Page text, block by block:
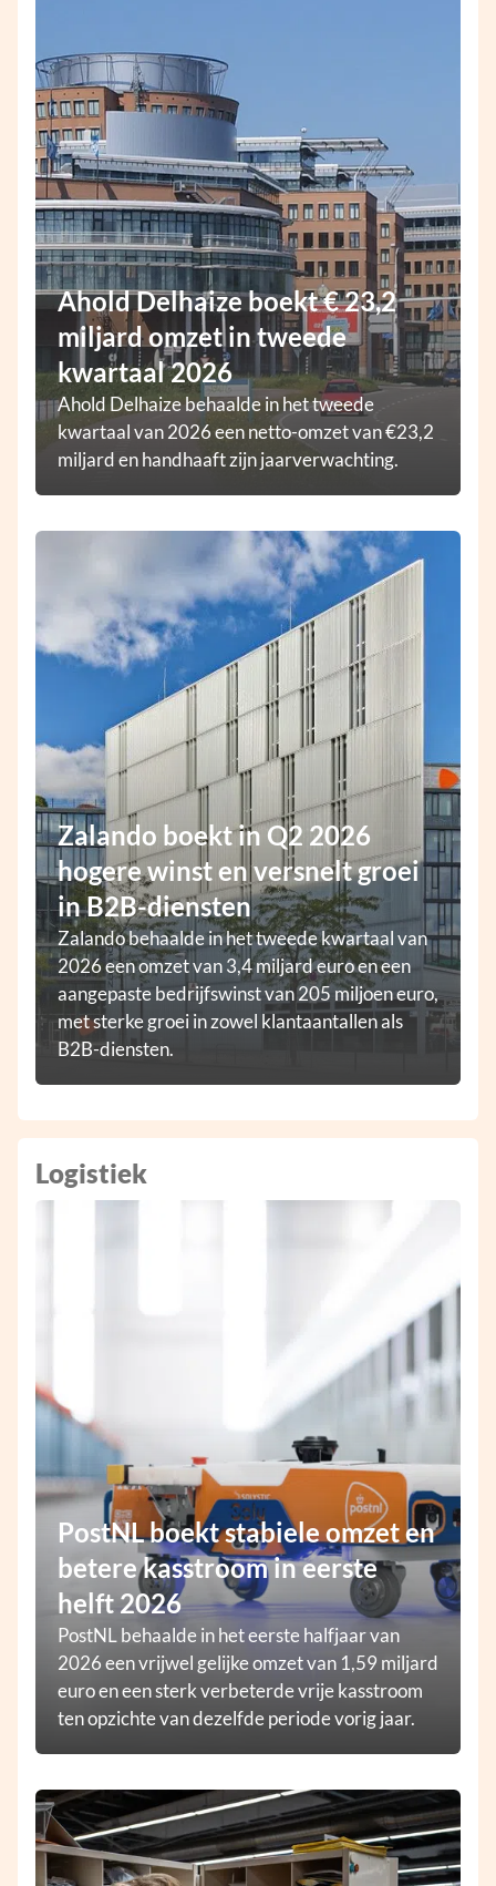
Ahold Delhaize boekt € 23,2
miljard omzet in tweede
kwartaal 2026
Ahold Delhaize behaalde in het tweede
kwartaal van 2026 een netto-omzet van €23,2
miljard en handhaaft zijn jaarverwachting.
Zalando boekt in Q2 2026
hogere winst en versnelt groei
in B2B-diensten
Zalando behaalde in het tweede kwartaal van
2026 een omzet van 3,4 miljard euro en een
aangepaste bedrijfswinst van 205 miljoen euro,
met sterke groei in zowel klantaantallen als
B2B-diensten.
Logistiek
PostNL boekt stabiele omzet en
betere kasstroom in eerste
helft 2026
PostNL behaalde in het eerste halfjaar van
2026 een vrijwel gelijke omzet van 1,59 miljard
euro en een sterk verbeterde vrije kasstroom
ten opzichte van dezelfde periode vorig jaar.